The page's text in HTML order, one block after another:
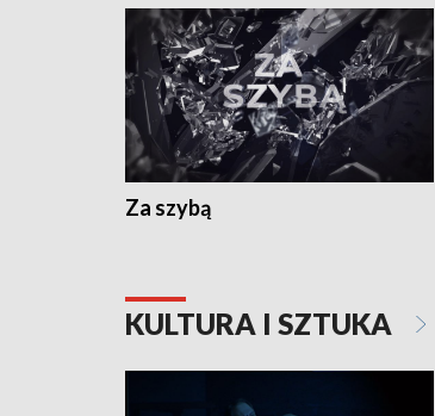
Za szybą
KULTURA I SZTUKA